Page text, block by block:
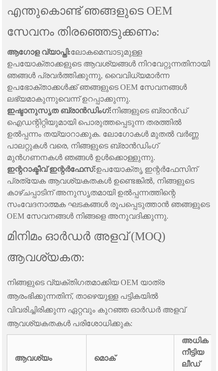
എന്തുകൊണ്ട് ഞങ്ങളുടെ OEM
സേവനം തിരഞ്ഞെടുക്കണം:
ആഗോള വ്യാപ്തി:ലോകമെമ്പാടുമുള്ള
ഉപയോക്താക്കളുടെ ആവശ്യങ്ങൾ നിറവേറ്റുന്നതിനായി
ഞങ്ങൾ പ്രവർത്തിക്കുന്നു, വൈവിധ്യമാർന്ന
ഉപഭോക്താക്കൾക്ക് ഞങ്ങളുടെ OEM സേവനങ്ങൾ
ലഭ്യമാകുന്നുവെന്ന് ഉറപ്പാക്കുന്നു.
ഇഷ്ടാനുസൃത ബ്രാൻഡിംഗ്:നിങ്ങളുടെ ബ്രാൻഡ്
ഐഡന്റിറ്റിയുമായി പൊരുത്തപ്പെടുന്ന തരത്തിൽ
ഉൽപ്പന്നം തയ്യാറാക്കുക. ലോഗോകൾ മുതൽ വർണ്ണ
പാലറ്റുകൾ വരെ, നിങ്ങളുടെ ബ്രാൻഡിംഗ്
മുൻഗണനകൾ ഞങ്ങൾ ഉൾക്കൊള്ളുന്നു.
ഇന്ററാക്ടീവ് ഇന്റർഫേസ്:ഉപയോക്തൃ ഇന്റർഫേസിന്
പ്രത്യേക ആവശ്യകതകൾ ഉണ്ടെങ്കിൽ, നിങ്ങളുടെ
കാഴ്ചപ്പാടിന് അനുസൃതമായി ഉൽപ്പന്നത്തിന്റെ
സംവേദനാത്മക ഘടകങ്ങൾ രൂപപ്പെടുത്താൻ ഞങ്ങളുടെ
OEM സേവനങ്ങൾ നിങ്ങളെ അനുവദിക്കുന്നു.
മിനിമം ഓർഡർ അളവ് (MOQ)
ആവശ്യകത:
നിങ്ങളുടെ വ്യക്തിഗതമാക്കിയ OEM യാത്ര
ആരംഭിക്കുന്നതിന്, താഴെയുള്ള പട്ടികയിൽ
വിവരിച്ചിരിക്കുന്ന ഏറ്റവും കുറഞ്ഞ ഓർഡർ അളവ്
ആവശ്യകതകൾ പരിശോധിക്കുക:
ആവശ്യം മൊക്
അധിക
നീട്ടിയ
ലീഡ്